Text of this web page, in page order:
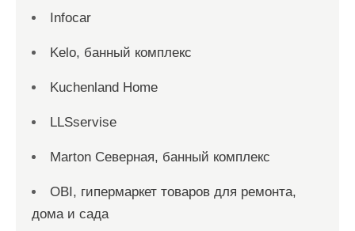
Infocar
Kelo, банный комплекс
Kuchenland Home
LLSservise
Marton Северная, банный комплекс
OBI, гипермаркет товаров для ремонта,
дома и сада